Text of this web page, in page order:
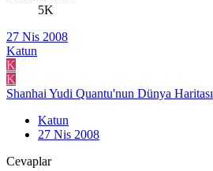
5K
27 Nis 2008
Katun
K
K
Shanhai Yudi Quantu'nun Dünya Haritası
Katun
27 Nis 2008
Cevaplar